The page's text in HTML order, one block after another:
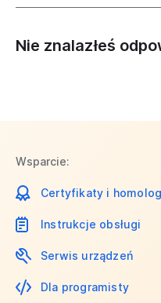
Nie znalazłeś
Wsparcie:
Certyfikaty i
Instrukcje obsługi
Serwis urządzeń
Dla programisty